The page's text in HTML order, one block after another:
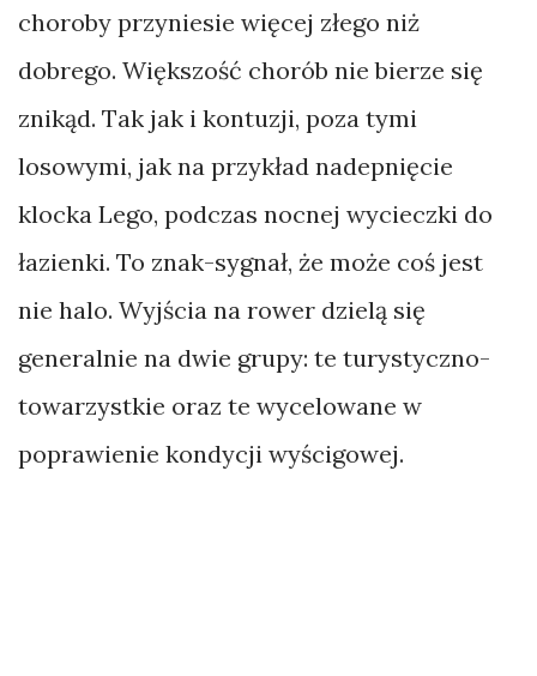
choroby przyniesie więcej złego niż
dobrego. Większość chorób nie bierze się
znikąd. Tak jak i kontuzji, poza tymi
losowymi, jak na przykład nadepnięcie
klocka Lego, podczas nocnej wycieczki do
łazienki. To znak-sygnał, że może coś jest
nie halo. Wyjścia na rower dzielą się
generalnie na dwie grupy: te turystyczno-
towarzystkie oraz te wycelowane w
poprawienie kondycji wyścigowej.